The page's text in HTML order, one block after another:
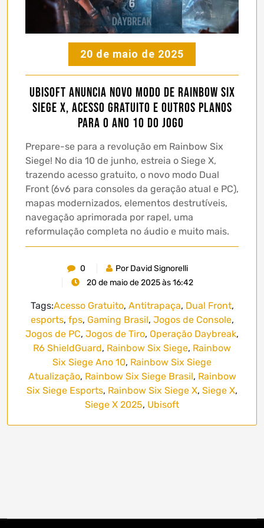
20 de maio de 2025
Ubisoft anuncia novo modo de Rainbow Six
Siege X, acesso gratuito e outros planos
para o ano 10 do jogo
Prepare-se para a revolução em Rainbow Six
Siege! No dia 10 de junho, estreia o Siege X,
trazendo acesso gratuito, o novo modo Dual
Front (6v6 para consoles da geração atual e PC),
mapas modernizados, elementos destrutíveis,
navegação aprimorada por rapel, uma
reformulação completa no áudio e muito mais.
0
Por David Signorelli
20 de maio de 2025 às 16:42
Tags:Acesso Gratuito, Antitrapaça, Dual Front,
esports, fps, Gaming Brasil, Jogos de Console,
Jogos de PC, Jogos de Tiro, Operação Daybreak,
R6 ShieldGuard, Rainbow Six Siege, Rainbow
Six Siege Ano 10, Rainbow Six Siege
Atualização, Rainbow Six Siege Brasil, Rainbow
Six Siege Esports, Rainbow Six Siege X, Siege X,
Siege X 2025, Ubisoft